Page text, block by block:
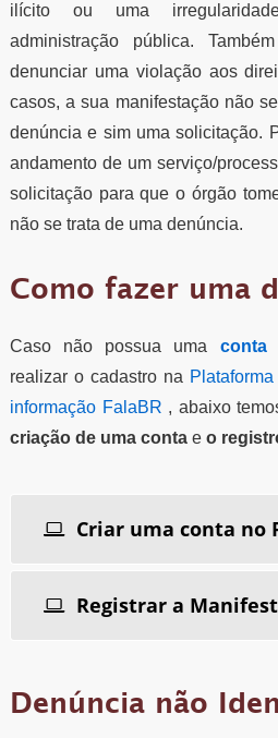
ilícito ou uma
administração pública.
denunciar uma violação aos
casos, a sua manifestação não
denúncia e sim uma solicitação.
andamento de um serviço/
solicitação para que o órgão
não se trata de uma denúncia.
Como fazer uma
Caso não possua uma conta
realizar o cadastro na
informação FalaBR , abaixo
criação de uma contae o
Criar uma conta no
Registrar a
Denúncia não